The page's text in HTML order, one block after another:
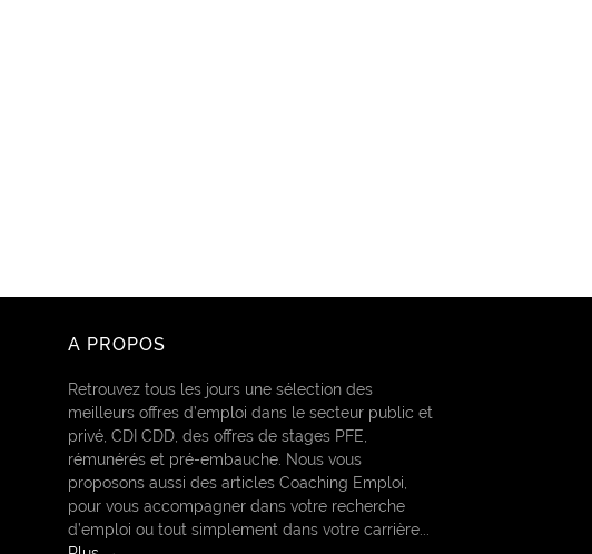
A PROPOS
Retrouvez tous les jours une sélection des
meilleurs offres d’emploi dans le secteur public et
privé, CDI CDD, des offres de stages PFE,
rémunérés et pré-embauche. Nous vous
proposons aussi des articles Coaching Emploi,
pour vous accompagner dans votre recherche
d’emploi ou tout simplement dans votre carrière...